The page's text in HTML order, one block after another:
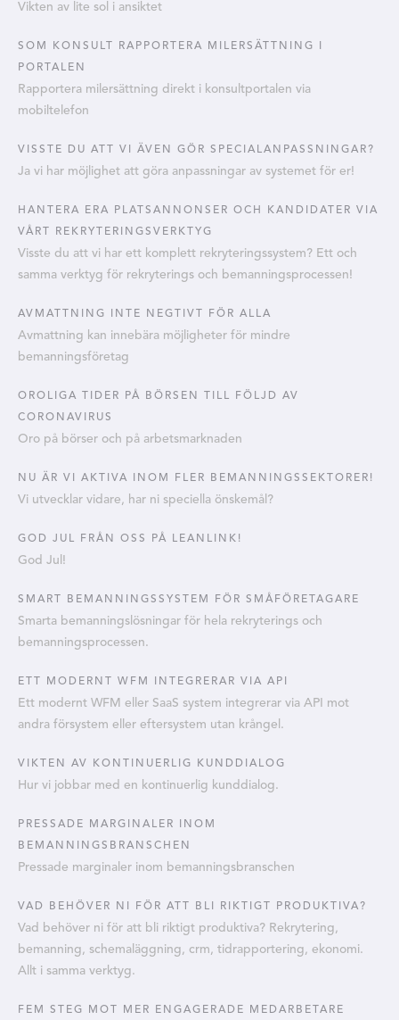
Vikten av lite sol i ansiktet
SOM KONSULT RAPPORTERA MILERSÄTTNING I
PORTALEN
Rapportera milersättning direkt i konsultportalen via
mobiltelefon
VISSTE DU ATT VI ÄVEN GÖR SPECIALANPASSNINGAR?
Ja vi har möjlighet att göra anpassningar av systemet för er!
HANTERA ERA PLATSANNONSER OCH KANDIDATER VIA
VÅRT REKRYTERINGSVERKTYG
Visste du att vi har ett komplett rekryteringssystem? Ett och
samma verktyg för rekryterings och bemanningsprocessen!
AVMATTNING INTE NEGTIVT FÖR ALLA
Avmattning kan innebära möjligheter för mindre
bemanningsföretag
OROLIGA TIDER PÅ BÖRSEN TILL FÖLJD AV
CORONAVIRUS
Oro på börser och på arbetsmarknaden
NU ÄR VI AKTIVA INOM FLER BEMANNINGSSEKTORER!
Vi utvecklar vidare, har ni speciella önskemål?
GOD JUL FRÅN OSS PÅ LEANLINK!
God Jul!
SMART BEMANNINGSSYSTEM FÖR SMÅFÖRETAGARE
Smarta bemanningslösningar för hela rekryterings och
bemanningsprocessen.
ETT MODERNT WFM INTEGRERAR VIA API
Ett modernt WFM eller SaaS system integrerar via API mot
andra försystem eller eftersystem utan krångel.
VIKTEN AV KONTINUERLIG KUNDDIALOG
Hur vi jobbar med en kontinuerlig kunddialog.
PRESSADE MARGINALER INOM
BEMANNINGSBRANSCHEN
Pressade marginaler inom bemanningsbranschen
VAD BEHÖVER NI FÖR ATT BLI RIKTIGT PRODUKTIVA?
Vad behöver ni för att bli riktigt produktiva? Rekrytering,
bemanning, schemaläggning, crm, tidrapportering, ekonomi.
Allt i samma verktyg.
FEM STEG MOT MER ENGAGERADE MEDARBETARE